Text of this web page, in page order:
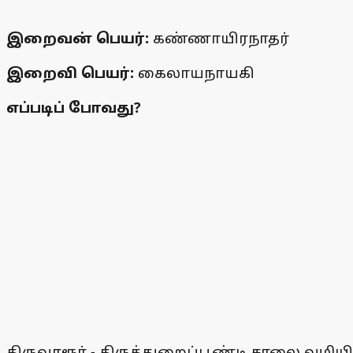
இறைவன் பெயர்: கண்ணாயிரநாதர்
இறைவி பெயர்: கைலாயநாயகி
எப்படிப் போவது?